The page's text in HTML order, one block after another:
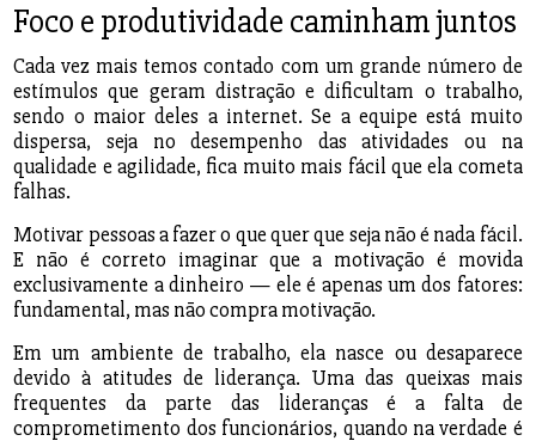
Foco e produtividade caminham juntos
Cada vez mais temos contado com um grande número de
estímulos que geram distração e dificultam o trabalho,
sendo o maior deles a internet. Se a equipe está muito
dispersa, seja no desempenho das atividades ou na
qualidade e agilidade, fica muito mais fácil que ela cometa
falhas.
Motivar pessoas a fazer o que quer que seja não é nada fácil.
E não é correto imaginar que a motivação é movida
exclusivamente a dinheiro — ele é apenas um dos fatores:
fundamental, mas não compra motivação.
Em um ambiente de trabalho, ela nasce ou desaparece
devido à atitudes de liderança. Uma das queixas mais
frequentes da parte das lideranças é a falta de
comprometimento dos funcionários, quando na verdade é